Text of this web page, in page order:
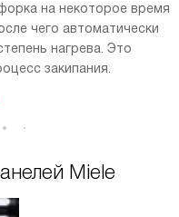
на некоторое время
чего автоматически
нагрева. Это
закипания.
Miele